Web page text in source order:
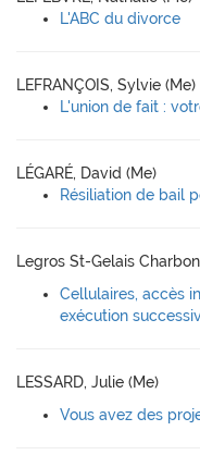
L'ABC du divorce
LEFRANÇOIS, Sylvie (Me)
L'union de fait :
LÉGARÉ, David (Me)
Résiliation de bail
Legros St-Gelais
Cellulaires, accès
exécution
LESSARD, Julie (Me)
Vous avez des